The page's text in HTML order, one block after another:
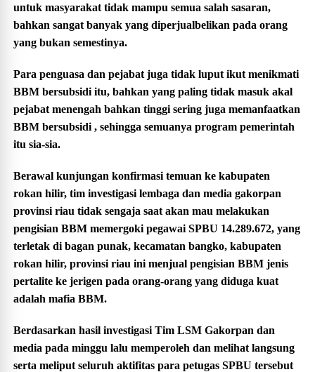
untuk masyarakat tidak mampu semua salah sasaran,
bahkan sangat banyak yang diperjualbelikan pada orang
yang bukan semestinya.
Para penguasa dan pejabat juga tidak luput ikut menikmati
BBM bersubsidi itu, bahkan yang paling tidak masuk akal
pejabat menengah bahkan tinggi sering juga memanfaatkan
BBM bersubsidi , sehingga semuanya program pemerintah
itu sia-sia.
Berawal kunjungan konfirmasi temuan ke kabupaten
rokan hilir, tim investigasi lembaga dan media gakorpan
provinsi riau tidak sengaja saat akan mau melakukan
pengisian BBM memergoki pegawai SPBU 14.289.672, yang
terletak di bagan punak, kecamatan bangko, kabupaten
rokan hilir, provinsi riau ini menjual pengisian BBM jenis
pertalite ke jerigen pada orang-orang yang diduga kuat
adalah mafia BBM.
Berdasarkan hasil investigasi Tim LSM Gakorpan dan
media pada minggu lalu memperoleh dan melihat langsung
serta meliput seluruh aktifitas para petugas SPBU tersebut